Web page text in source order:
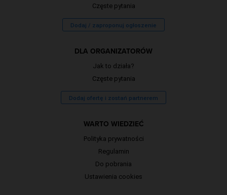
Częste pytania
Dodaj / zaproponuj ogłoszenie
DLA ORGANIZATORÓW
Jak to działa?
Częste pytania
Dodaj ofertę i zostań partnerem
WARTO WIEDZIEĆ
Polityka prywatności
Regulamin
Do pobrania
Ustawienia cookies